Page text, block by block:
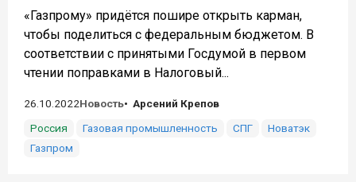
«Газпрому» придётся пошире открыть карман,
чтобы поделиться с федеральным бюджетом. В
соответствии с принятыми Госдумой в первом
чтении поправками в Налоговый...
26.10.2022Новость
Арсений Крепов
Россия
Газовая промышленность СПГ
Новатэк
Газпром